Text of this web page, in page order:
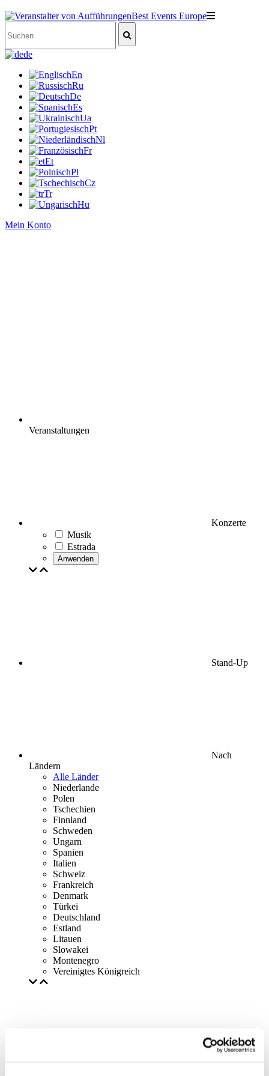
de
En
Ru
De
Es
Ua
Pt
Nl
Fr
Et
Pl
Cz
Tr
Hu
Mein Konto
Veranstaltungen
Konzerte
Musik
Estrada
Anwenden
Stand-Up
Nach
Ländern
Alle Länder
Niederlande
Polen
Tschechien
Finnland
Schweden
Ungarn
Spanien
Italien
Schweiz
Frankreich
Denmark
Türkei
Deutschland
Estland
Litauen
Slowakei
Montenegro
Vereinigtes Königreich